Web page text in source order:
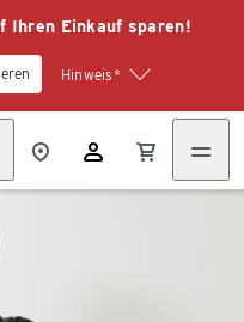
Ihren Einkauf sparen!
Hinweis*